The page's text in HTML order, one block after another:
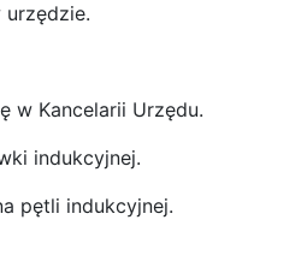
w Kancelarii Urzędu.
indukcyjnej.
pętli indukcyjnej.